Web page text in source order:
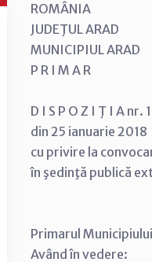
ROMÂNIA
JUDEŢUL ARAD
MUNICIPIUL ARAD
P R I M A R
D I S P O Z I Ţ I A nr.
din 25 ianuarie 2018
cu privire la
în şedinţă publică
Primarul
Având în vedere: